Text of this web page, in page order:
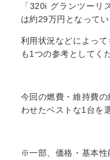
「320i グランツー
は約29万円となってい
利用状況などによっ
も1つの参考としてく
今回の燃費・維持費
わせたベストな1台を
※一部、価格・基本性